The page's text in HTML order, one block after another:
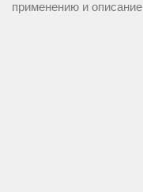
применению и описание